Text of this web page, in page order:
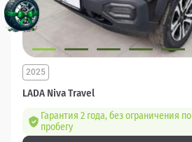
LADA Niva Travel
2025
Гарантия 2 года, без ограничения по
пробегу